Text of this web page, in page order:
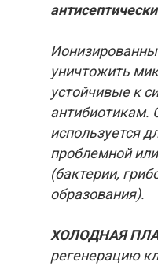
уничтожить
устойчивые к
антибиотикам.
используется
проблемной
(бактерии,
образования).
ХОЛОДНАЯ
регенерацию